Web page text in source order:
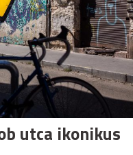
utca ikonikus